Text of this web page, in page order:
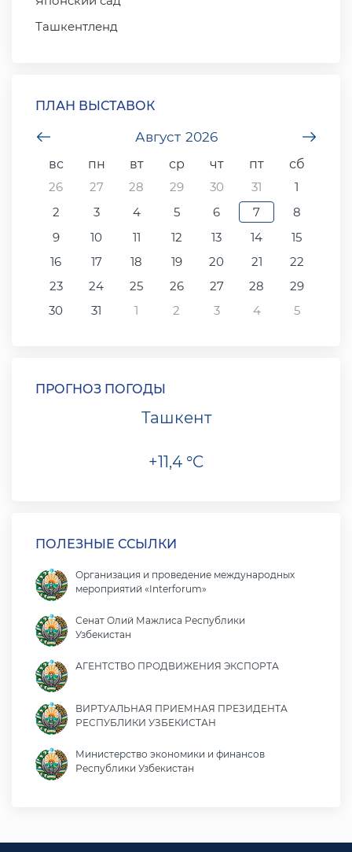
Ташкентленд
ПЛАН ВЫСТАВОК
Август 2026
вс
пн вт ср чт пт
сб
26
27 28 29 30 31
1
2
3 4 5 6 7
8
9
10 11 12 13 14
15
16
17 18 19 20 21
22
23
24 25 26 27 28
29
30
31 1 2 3 4 5
ПРОГНОЗ ПОГОДЫ
Ташкент
+11,4 °C
ПОЛЕЗНЫЕ ССЫЛКИ
Организация и проведение международных
мероприятий «Interforum»
Сенат Олий Мажлиса Республики
Узбекистан
АГЕНТСТВО ПРОДВИЖЕНИЯ ЭКСПОРТА
ВИРТУАЛЬНАЯ ПРИЕМНАЯ ПРЕЗИДЕНТА
РЕСПУБЛИКИ УЗБЕКИСТАН
Министерство экономики и финансов
Республики Узбекистан
Законодательная палата Олий Мажлиса